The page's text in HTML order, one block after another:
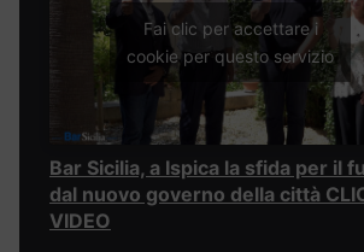
Fai clic per accettare i
cookie per questo servizio
Bar Sicilia, a Ispica la sfida per il
dal nuovo governo della città
VIDEO